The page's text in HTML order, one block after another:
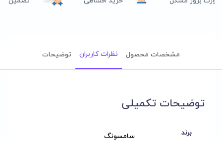
مشخصات محصول نظرات کاربران توضیحات
توضیحات تکمیلی
برند سامسونگ